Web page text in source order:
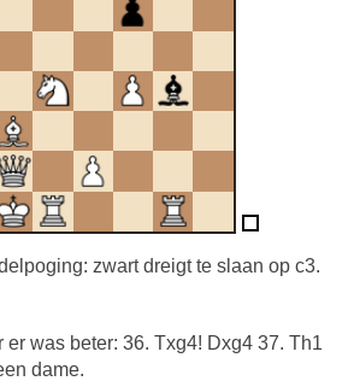
zwart dreigt te slaan op c3.
er was beter: 36. Txg4! Dxg4 37. Th1
dame.